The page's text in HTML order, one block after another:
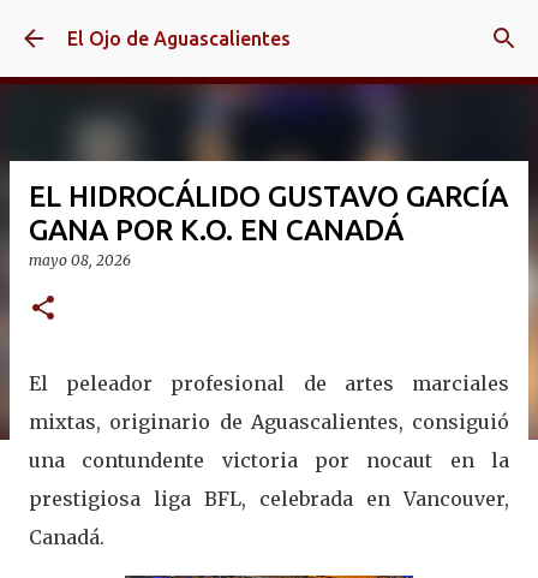
Ir al contenido principal
El Ojo de Aguascalientes
EL HIDROCÁLIDO GUSTAVO GARCÍA
GANA POR K.O. EN CANADÁ
mayo 08, 2026
El peleador profesional de artes marciales
mixtas, originario de Aguascalientes, consiguió
una contundente victoria por nocaut en la
prestigiosa liga BFL, celebrada en Vancouver,
Canadá.